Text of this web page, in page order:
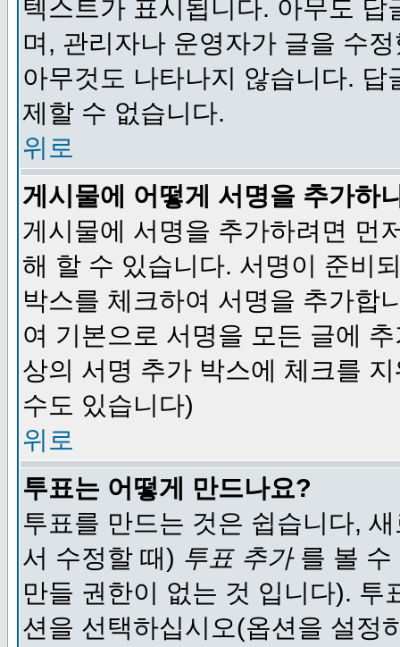
텍스트가 표시됩니다. 아무도
며, 관리자나 운영자가 글을 수
아무것도 나타나지 않습니다.
제할 수 없습니다.
위로
게시물에 어떻게 서명을 추가하
게시물에 서명을 추가하려면 먼
해 할 수 있습니다. 서명이 준비
박스를 체크하여 서명을 추가합
여 기본으로 서명을 모든 글에
상의 서명 추가 박스에 체크를
수도 있습니다)
위로
투표는 어떻게 만드나요?
투표를 만드는 것은 쉽습니다,
서 수정할 때) 투표 추가를 볼 수
만들 권한이 없는 것 입니다).
션을 선택하십시오(옵션을 설정